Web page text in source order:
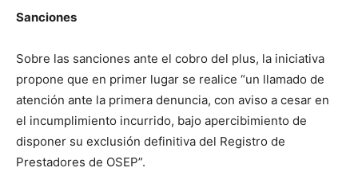
Sanciones
Sobre las sanciones ante el cobro del plus, la iniciativa
propone que en primer lugar se realice “un llamado de
atención ante la primera denuncia, con aviso a cesar en
el incumplimiento incurrido, bajo apercibimiento de
disponer su exclusión definitiva del Registro de
Prestadores de OSEP”.